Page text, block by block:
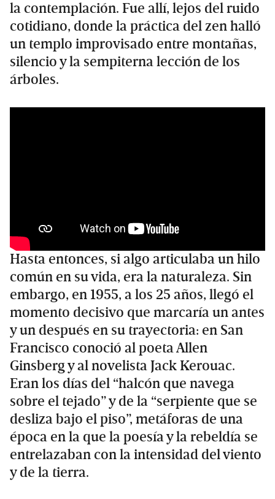
la contemplación. Fue allí, lejos del ruido
cotidiano, donde la práctica del zen halló
un templo improvisado entre montañas,
silencio y la sempiterna lección de los
árboles.
Hasta entonces, si algo articulaba un hilo
común en su vida, era la naturaleza. Sin
embargo, en 1955, a los 25 años, llegó el
momento decisivo que marcaría un antes
y un después en su trayectoria: en San
Francisco conoció al poeta Allen
Ginsberg y al novelista Jack Kerouac.
Eran los días del “halcón que navega
sobre el tejado” y de la “serpiente que se
desliza bajo el piso”, metáforas de una
época en la que la poesía y la rebeldía se
entrelazaban con la intensidad del viento
y de la tierra.